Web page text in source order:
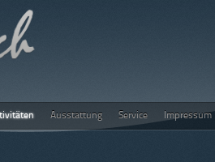
Ausstattung Service Impressum